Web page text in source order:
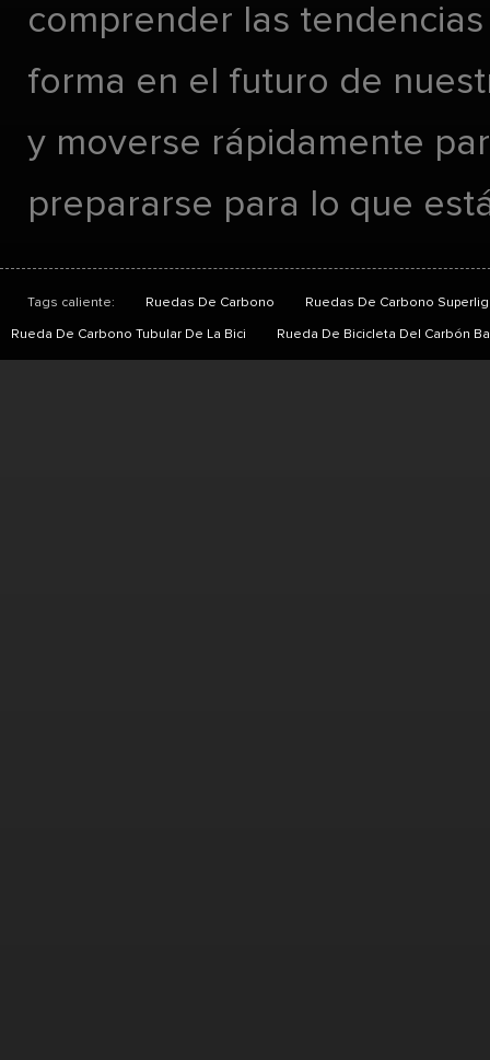
comprender las
forma en el futuro de
y moverse rápidamente
prepararse para lo que
Tags caliente: Ruedas De Carbono Ruedas De Carbono
Rueda De Carbono Tubular De La Bici Rueda De Bicicleta Del Carbón